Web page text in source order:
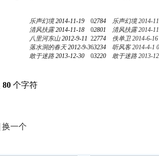
友互助联盟》分中心，希
经济实力 品德高尚愿意为
有意筹备分中心的军旅企
中国老兵苑军网在各地成
乐声幻境 2014-11-19 02784 乐声幻境 2014-
清风扶露 2014-11-18 02801 清风扶露 2014-
八里河东山 2012-9-11 22774 佚单卫 2014-6-
落水洞的春天 2012-9-363234 听风客 2014-4-1
敢于迷路 2013-12-30 03220 敢于迷路 2013-
80 个字符
换一个